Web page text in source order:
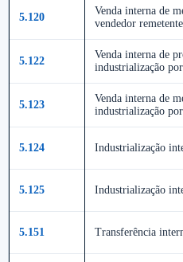
5.120
Venda interna de
vendedor
5.122
Venda interna de
industrialização
5.123
Venda interna de
industrialização
5.124 Industrialização
5.125 Industrialização
5.151 Transferência